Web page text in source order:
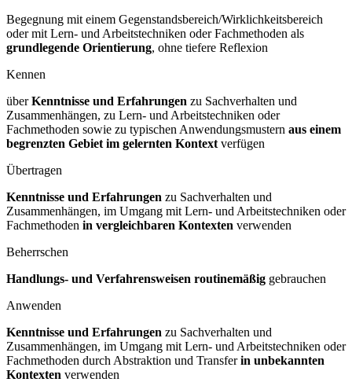
Begegnung mit einem Gegenstandsbereich/Wirklichkeitsbereich
oder mit Lern- und Arbeitstechniken oder Fachmethoden als
grundlegende Orientierung, ohne tiefere Reflexion
Kennen
überKenntnisse und Erfahrungen zu Sachverhalten und
Zusammenhängen, zu Lern- und Arbeitstechniken oder
Fachmethoden sowie zu typischen Anwendungsmustern aus einem
begrenzten Gebiet im gelernten Kontext verfügen
Übertragen
Kenntnisse und Erfahrungen zu Sachverhalten und
Zusammenhängen, im Umgang mit Lern- und Arbeitstechniken oder
Fachmethoden in vergleichbaren Kontexten verwenden
Beherrschen
Handlungs- und Verfahrensweisen routinemäßig gebrauchen
Anwenden
Kenntnisse und Erfahrungen zu Sachverhalten und
Zusammenhängen, im Umgang mit Lern- und Arbeitstechniken oder
Fachmethoden durch Abstraktion und Transferin unbekannten
Kontexten verwenden